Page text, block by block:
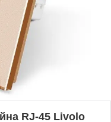
RJ-45 Livolo